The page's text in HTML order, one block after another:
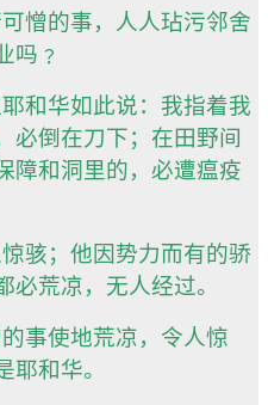
憎的事，人人玷污邻舍
吗﹖
和华如此说：我指着我
必倒在刀下；在田野间
障和洞里的，必遭瘟疫
骇；他因势力而有的骄
荒凉，无人经过。
事使地荒凉，令人惊
耶和华。